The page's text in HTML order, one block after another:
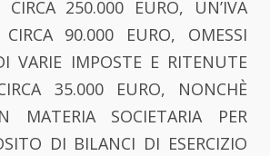
CIRCA 250.000 EURO, UN’IVA
90.000 EURO, OMESSI
VARIE IMPOSTE E RITENUTE
35.000 EURO, NONCHÈ
MATERIA SOCIETARIA PER
DI BILANCI DI ESERCIZIO